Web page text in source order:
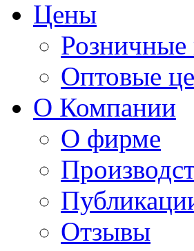
Цены
Оптовые
О Компании
О фирме
Отзывы